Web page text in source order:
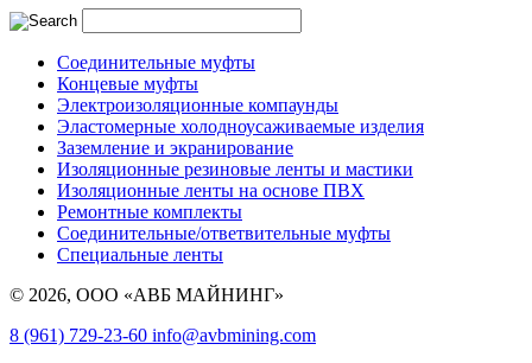
Соединительные муфты
Концевые муфты
Электроизоляционные компаунды
Эластомерные холодноусаживаемые изделия
Заземление и экранирование
Изоляционные резиновые ленты и мастики
Изоляционные ленты на основе ПВХ
Ремонтные комплекты
Соединительные/ответвительные муфты
Специальные ленты
© 2026, ООО «АВБ МАЙНИНГ»
8 (961) 729-23-60 info@avbmining.com